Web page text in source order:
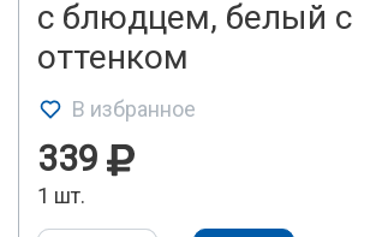
с блюдцем, белый с
оттенком
В избранное
339
1 шт.